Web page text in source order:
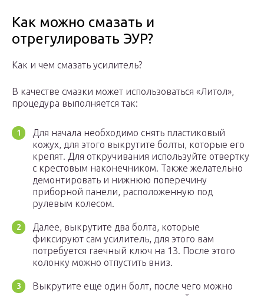
Как можно смазать и
отрегулировать ЭУР?
Как и чем смазать усилитель?
В качестве смазки может использоваться «Литол»,
процедура выполняется так:
Для начала необходимо снять пластиковый
кожух, для этого выкрутите болты, которые его
крепят. Для откручивания используйте отвертку
с крестовым наконечником. Также желательно
демонтировать и нижнюю поперечину
приборной панели, расположенную под
рулевым колесом.
Далее, выкрутите два болта, которые
фиксируют сам усилитель, для этого вам
потребуется гаечный ключ на 13. После этого
колонку можно отпустить вниз.
Выкрутите еще один болт, после чего можно